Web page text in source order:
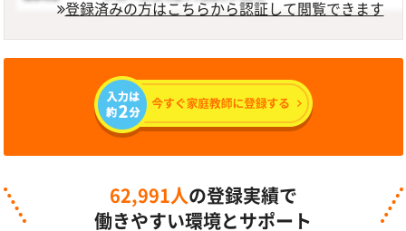
登録済みの方はこちらから認証して閲覧できます
62,991人 の登録実績で
働きやすい環境とサポート